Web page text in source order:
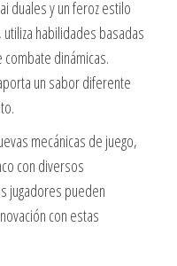
duales y un feroz estilo
habilidades basadas
dinámicas.
un sabor diferente
mecánicas de juego,
con diversos
jugadores pueden
con estas